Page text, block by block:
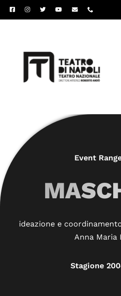
Salta
al
Event
ideazione e
Anna Maria
Stagione